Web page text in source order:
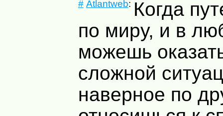
# Atlantweb: Когда
по миру, и в
можешь
сложной
наверное по